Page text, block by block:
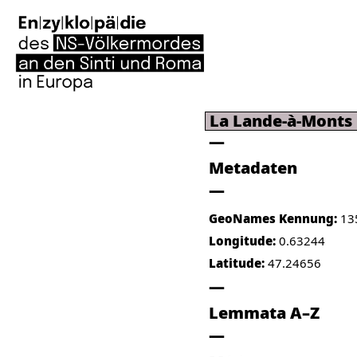
La Lande-à-Monts
Metadaten
GeoNames Kennung:
Longitude: 0.63244
Latitude: 47.24656
Lemmata A–Z